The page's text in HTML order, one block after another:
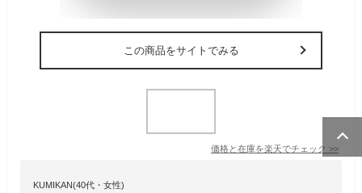
この商品をサイトでみる
価格と在庫を楽天でチェック >>
KUMIKAN(40代・女性)